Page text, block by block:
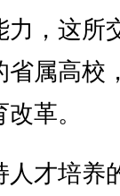
，这所
属高校
革。
才培养